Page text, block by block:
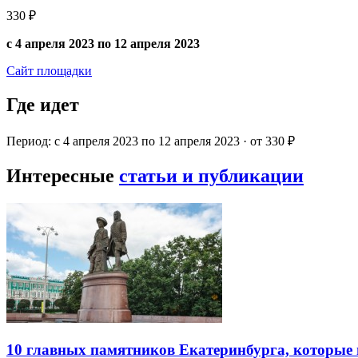
330 ₽
с 4 апреля 2023 по 12 апреля 2023
Сайт площадки
Где идет
Период: с 4 апреля 2023 по 12 апреля 2023 · от 330 ₽
Интересные статьи и публикации
10 главных памятников Екатеринбурга, которые